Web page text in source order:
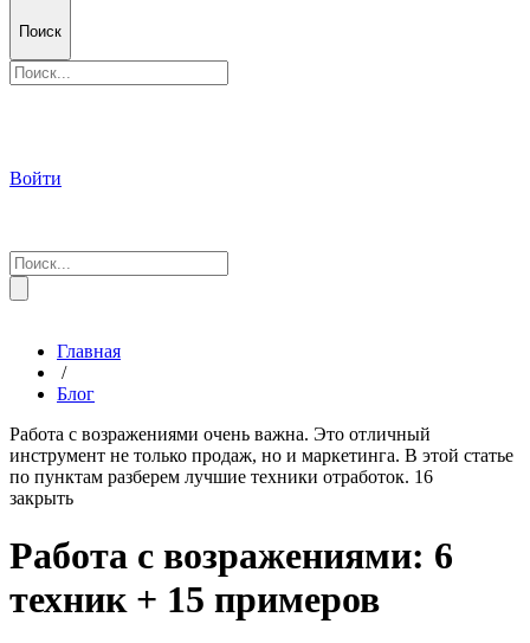
Поиск
Войти
Главная
/
Блог
Работа с возражениями очень важна. Это отличный
инструмент не только продаж, но и маркетинга. В этой статье
по пунктам разберем лучшие техники отработок. 16
закрыть
Работа с возражениями: 6
техник + 15 примеров